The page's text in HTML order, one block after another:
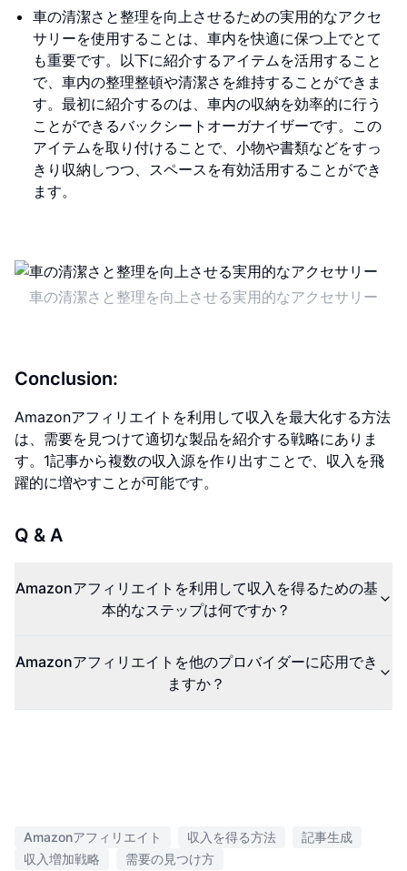
車の清潔さと整理を向上させるための実用的なアクセ
サリーを使用することは、車内を快適に保つ上でとて
も重要です。以下に紹介するアイテムを活用すること
で、車内の整理整頓や清潔さを維持することができま
す。最初に紹介するのは、車内の収納を効率的に行う
ことができるバックシートオーガナイザーです。この
アイテムを取り付けることで、小物や書類などをすっ
きり収納しつつ、スペースを有効活用することができ
ます。
車の清潔さと整理を向上させる実用的なアクセサリー
Conclusion:
Amazonアフィリエイトを利用して収入を最大化する方法
は、需要を見つけて適切な製品を紹介する戦略にありま
す。1記事から複数の収入源を作り出すことで、収入を飛
躍的に増やすことが可能です。
Q & A
Amazonアフィリエイトを利用して収入を得るための基
本的なステップは何ですか？
Amazonアフィリエイトを他のプロバイダーに応用でき
ますか？
Amazonアフィリエイト 収入を得る方法
記事生成
収入増加戦略
需要の見つけ方